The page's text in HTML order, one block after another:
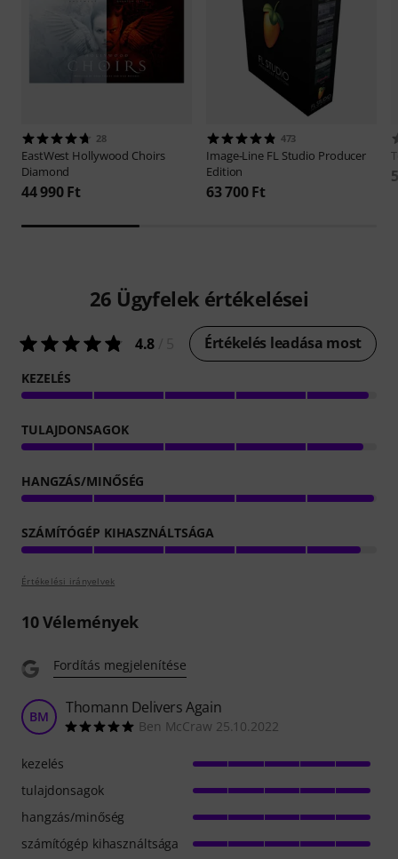
28
EastWest Hollywood Choirs
Diamond
44 990 Ft
473
Image-Line FL Studio Producer
Edition
63 700 Ft
26 Ügyfelek értékelései
4.8 Értékelés leadása most
KEZELÉS
TULAJDONSAGOK
HANGZÁS/MINŐSÉG
SZÁMÍTÓGÉP KIHASZNÁLTSÁGA
Értékelési irányelvek
10Vélemények
Fordítás megjelenítése
BM Thomann Delivers Again
Ben McCraw 25.10.2022
kezelés
tulajdonsagok
hangzás/minőség
számítógép kihasználtsága